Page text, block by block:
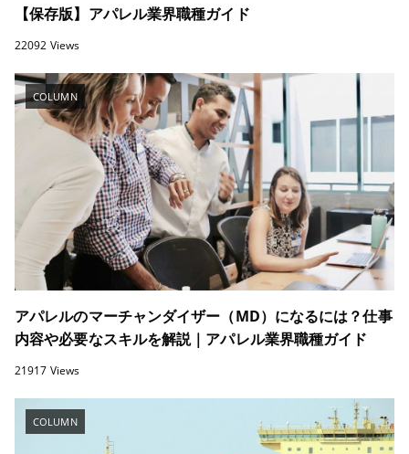
【保存版】アパレル業界職種ガイド
22092 Views
COLUMN
アパレルのマーチャンダイザー（MD）になるには？仕事
内容や必要なスキルを解説｜アパレル業界職種ガイド
21917 Views
COLUMN